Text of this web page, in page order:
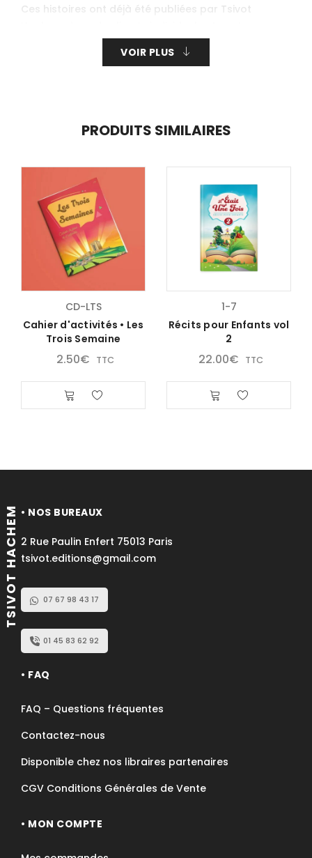
Ces histoires ont déjà été publiées par Tsivot
devenues très populaires auprès du public,
maintenant elles figurent dans une élégante série
On voit des miracles
VOIR PLUS
PRODUITS SIMILAIRES
CD-LTS
Cahier d'activités • Les
Trois Semaine
2.50€ TTC
1-7
Récits pour Enfants vol
2
22.00€ TTC
TSIVOT HACHEM • NOS BUREAUX
2 Rue Paulin Enfert 75013 Paris
tsivot.editions@gmail.com
07 67 98 43 17
01 45 83 62 92
• FAQ
FAQ – Questions fréquentes
Contactez-nous
Disponible chez nos libraires partenaires
CGV Conditions Générales de Vente
• MON COMPTE